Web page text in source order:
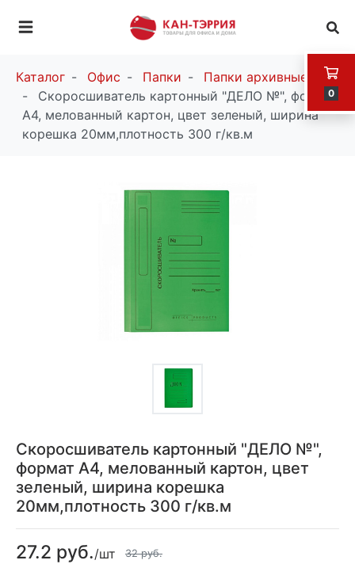
0
Каталог Офис Папки
Папки архивные
Скоросшиватель картонный "ДЕЛО №", формат
А4, мелованный картон, цвет зеленый, ширина
корешка 20мм,плотность 300 г/кв.м
Скоросшиватель картонный "ДЕЛО №",
формат А4, мелованный картон, цвет
зеленый, ширина корешка
20мм,плотность 300 г/кв.м
27.2 руб./шт 32 руб.